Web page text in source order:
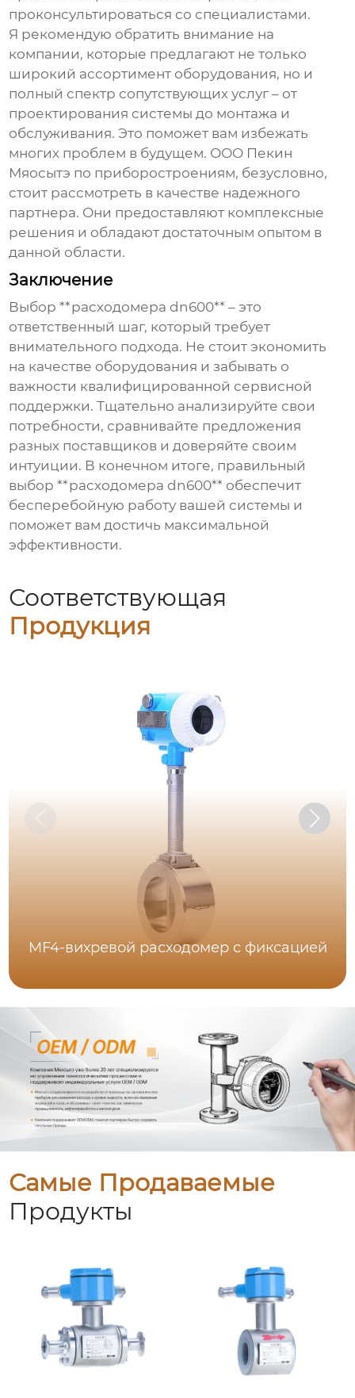
проконсультироваться со специалистами.
Я рекомендую обратить внимание на
компании, которые предлагают не только
широкий ассортимент оборудования, но и
полный спектр сопутствующих услуг – от
проектирования системы до монтажа и
обслуживания. Это поможет вам избежать
многих проблем в будущем. ООО Пекин
Мяосытэ по приборостроениям, безусловно,
стоит рассмотреть в качестве надежного
партнера. Они предоставляют комплексные
решения и обладают достаточным опытом в
данной области.
Заключение
Выбор **расходомера dn600** – это
ответственный шаг, который требует
внимательного подхода. Не стоит экономить
на качестве оборудования и забывать о
важности квалифицированной сервисной
поддержки. Тщательно анализируйте свои
потребности, сравнивайте предложения
разных поставщиков и доверяйте своим
интуиции. В конечном итоге, правильный
выбор **расходомера dn600** обеспечит
бесперебойную работу вашей системы и
поможет вам достичь максимальной
эффективности.
Соответствующая
Продукция
MF4-вихревой расходомер с фиксацией
Самые Продаваемые
Продукты